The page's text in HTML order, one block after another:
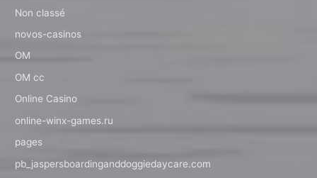
Non classé
novos-casinos
OM
OM cc
Online Casino
online-winx-games.ru
pages
pb_jaspersboardinganddoggiedaycare.com